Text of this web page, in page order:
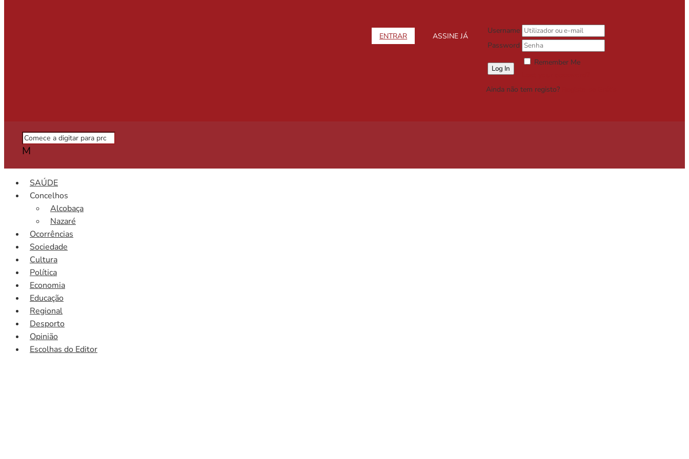
ENTRAR ASSINE JÁ
Username
Password
Remember Me
Ainda não tem registo?
M
SAÚDE
Concelhos
Alcobaça
Nazaré
Ocorrências
Sociedade
Cultura
Política
Economia
Educação
Regional
Desporto
Opinião
Escolhas do Editor